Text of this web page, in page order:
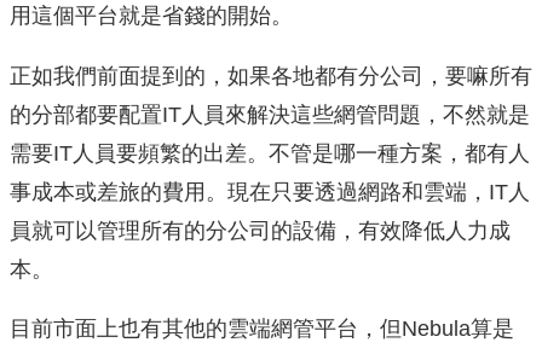
用這個平台就是省錢的開始。
正如我們前面提到的，如果各地都有分公司，要嘛所有
的分部都要配置IT人員來解決這些網管問題，不然就是
需要IT人員要頻繁的出差。不管是哪一種方案，都有人
事成本或差旅的費用。現在只要透過網路和雲端，IT人
員就可以管理所有的分公司的設備，有效降低人力成
本。
目前市面上也有其他的雲端網管平台，但Nebula算是